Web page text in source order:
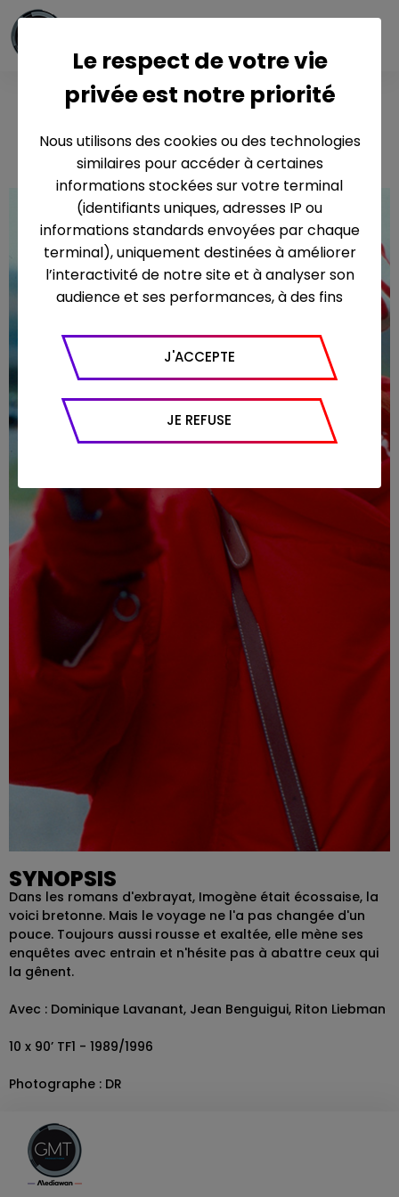
SYNOPSIS
Dans les romans d'exbrayat, Imogène était écossaise, la
voici bretonne. Mais le voyage ne l'a pas changée d'un
pouce. Toujours aussi rousse et exaltée, elle mène ses
enquêtes avec entrain et n'hésite pas à abattre ceux qui
la gênent.
Avec : Dominique Lavanant, Jean Benguigui, Riton Liebman
10 x 90’ TF1 - 1989/1996
Photographe : DR
Le respect de votre vie
privée est notre priorité
Nous utilisons des cookies ou des technologies
similaires pour accéder à certaines
informations stockées sur votre terminal
(identifiants uniques, adresses IP ou
informations standards envoyées par chaque
terminal), uniquement destinées à améliorer
l’interactivité de notre site et à analyser son
audience et ses performances, à des fins
Google Analytics pour générer des rapports
sur le trafic (nombre de visites, temps passé
sur le site, nombre de pages vues en moyenne,
appareil et navigateur utilisé, emplacement
géographique), l’origine du trafic et la
J'ACCEPTE
JE REFUSE